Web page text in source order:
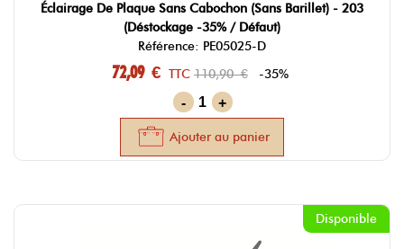
Éclairage De Plaque Sans Cabochon (sans Barillet) - 203
(déstockage -35% / Défaut)
Référence: PE05025-D
72,09 € TTC 110,90 €
-35%
-
+
Ajouter au panier
Disponible